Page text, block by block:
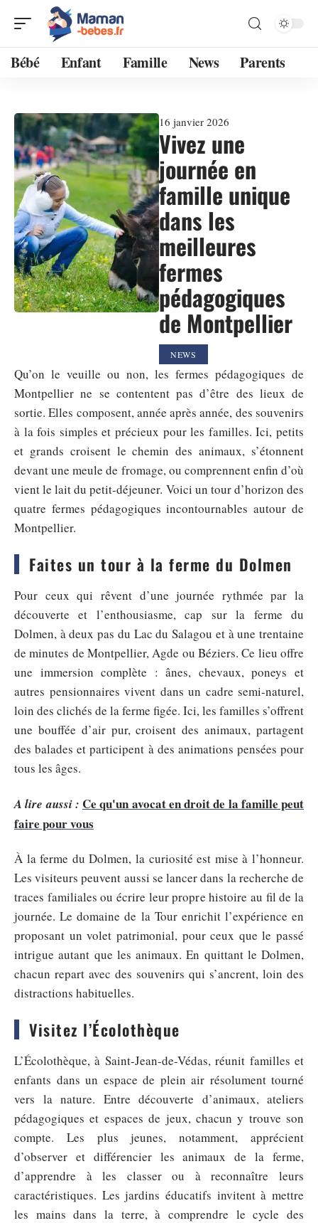
Bébé Enfant Famille News Parents
16 janvier 2026
Vivez une
journée en
famille unique
dans les
meilleures
fermes
pédagogiques
de Montpellier
NEWS
Qu’on le veuille ou non, les fermes pédagogiques de
Montpellier ne se contentent pas d’être des lieux de
sortie. Elles composent, année après année, des souvenirs
à la fois simples et précieux pour les familles. Ici, petits
et grands croisent le chemin des animaux, s’étonnent
devant une meule de fromage, ou comprennent enfin d’où
vient le lait du petit-déjeuner. Voici un tour d’horizon des
quatre fermes pédagogiques incontournables autour de
Montpellier.
Faites un tour à la ferme du Dolmen
Pour ceux qui rêvent d’une journée rythmée par la
découverte et l’enthousiasme, cap sur la ferme du
Dolmen, à deux pas du Lac du Salagou et à une trentaine
de minutes de Montpellier, Agde ou Béziers. Ce lieu offre
une immersion complète : ânes, chevaux, poneys et
autres pensionnaires vivent dans un cadre semi-naturel,
loin des clichés de la ferme figée. Ici, les familles s’offrent
une bouffée d’air pur, croisent des animaux, partagent
des balades et participent à des animations pensées pour
tous les âges.
A lire aussi : Ce qu'un avocat en droit de la famille peut
faire pour vous
À la ferme du Dolmen, la curiosité est mise à l’honneur.
Les visiteurs peuvent aussi se lancer dans la recherche de
traces familiales ou écrire leur propre histoire au fil de la
journée. Le domaine de la Tour enrichit l’expérience en
proposant un volet patrimonial, pour ceux que le passé
intrigue autant que les animaux. En quittant le Dolmen,
chacun repart avec des souvenirs qui s’ancrent, loin des
distractions habituelles.
Visitez l’Écolothèque
L’Écolothèque, à Saint-Jean-de-Védas, réunit familles et
enfants dans un espace de plein air résolument tourné
vers la nature. Entre découverte d’animaux, ateliers
pédagogiques et espaces de jeux, chacun y trouve son
compte. Les plus jeunes, notamment, apprécient
d’observer et différencier les animaux de la ferme,
d’apprendre à les classer ou à reconnaître leurs
caractéristiques. Les jardins éducatifs invitent à mettre
les mains dans la terre, à comprendre le cycle des